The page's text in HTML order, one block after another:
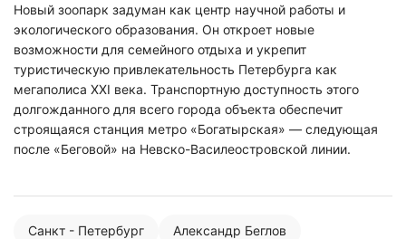
Новый зоопарк задуман как центр научной работы и
экологического образования. Он откроет новые
возможности для семейного отдыха и укрепит
туристическую привлекательность Петербурга как
мегаполиса XXI века. Транспортную доступность этого
долгожданного для всего города объекта обеспечит
строящаяся станция метро «Богатырская» — следующая
после «Беговой» на Невско-Василеостровской линии.
Санкт - Петербург Александр Беглов